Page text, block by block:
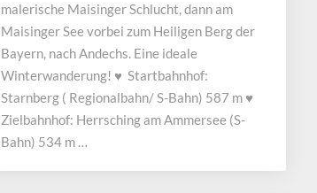
malerische Maisinger Schlucht, dann am
Maisinger See vorbei zum Heiligen Berg der
Bayern, nach Andechs. Eine ideale
Winterwanderung! ♥ Startbahnhof:
Starnberg ( Regionalbahn/ S-Bahn) 587 m ♥
Zielbahnhof: Herrsching am Ammersee (S-
Bahn) 534 m …